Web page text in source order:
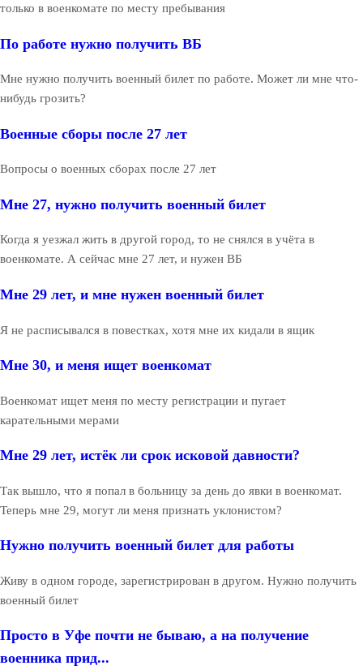
только в военкомате по месту пребывания
По работе нужно получить ВБ
Мне нужно получить военный билет по работе. Может ли мне что-
нибудь грозить?
Военные сборы после 27 лет
Вопросы о военных сборах после 27 лет
Мне 27, нужно получить военный билет
Когда я уезжал жить в другой город, то не снялся в учёта в
военкомате. А сейчас мне 27 лет, и нужен ВБ
Мне 29 лет, и мне нужен военный билет
Я не расписывался в повестках, хотя мне их кидали в ящик
Мне 30, и меня ищет военкомат
Военкомат ищет меня по месту регистрации и пугает
карательными мерами
Мне 29 лет, истёк ли срок исковой давности?
Так вышло, что я попал в больницу за день до явки в военкомат.
Теперь мне 29, могут ли меня признать уклонистом?
Нужно получить военный билет для работы
Живу в одном городе, зарегистрирован в другом. Нужно получить
военный билет
Просто в Уфе почти не бываю, а на получение
военника прид...